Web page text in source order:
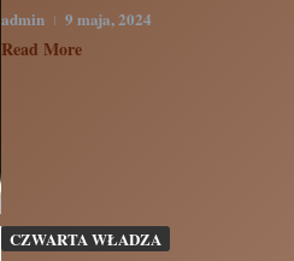
admin 9 maja, 2024
Read More
CZWARTA WŁADZA